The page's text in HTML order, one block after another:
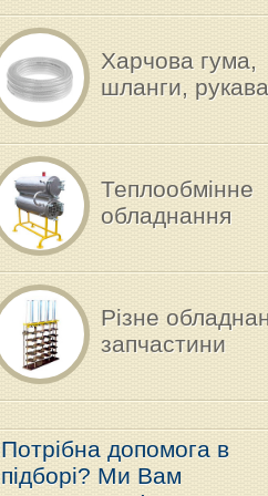
Харчова гума,
шланги, рукава
Теплообмінне
обладнання
Різне
запчастини
Потрібна допомога в
підборі? Ми Вам